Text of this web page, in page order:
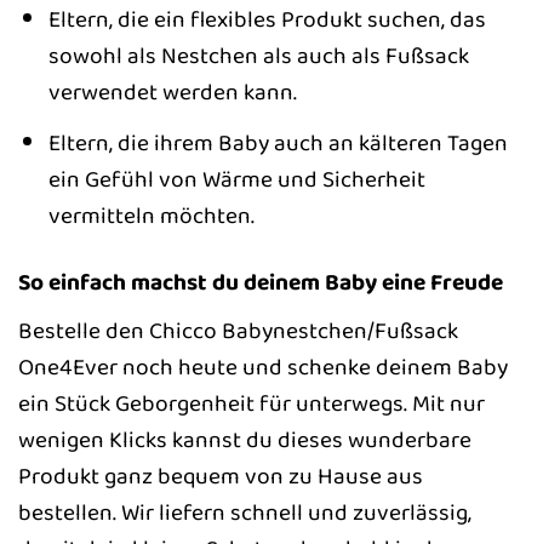
Eltern, die ein flexibles Produkt suchen, das
sowohl als Nestchen als auch als Fußsack
verwendet werden kann.
Eltern, die ihrem Baby auch an kälteren Tagen
ein Gefühl von Wärme und Sicherheit
vermitteln möchten.
So einfach machst du deinem Baby eine Freude
Bestelle den Chicco Babynestchen/Fußsack
One4Ever noch heute und schenke deinem Baby
ein Stück Geborgenheit für unterwegs. Mit nur
wenigen Klicks kannst du dieses wunderbare
Produkt ganz bequem von zu Hause aus
bestellen. Wir liefern schnell und zuverlässig,